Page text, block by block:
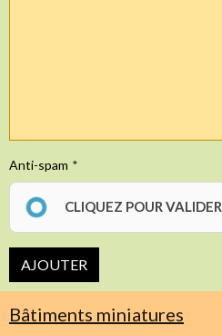
Anti-spam
CLIQUEZ POUR VALIDER
AJOUTER
Bâtiments miniatures